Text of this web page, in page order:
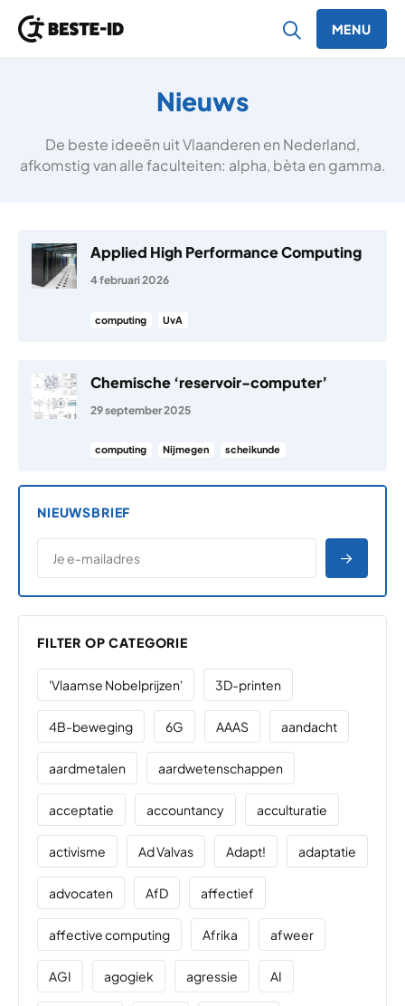
MENU
Nieuws
De beste ideeën uit Vlaanderen en Nederland,
afkomstig van alle faculteiten: alpha, bèta en gamma.
Applied High Performance Computing
4 februari 2026
computing UvA
Chemische ‘reservoir-computer’
29 september 2025
computing Nijmegen scheikunde
NIEUWSBRIEF
E-MAILADRES
*
FILTER OP CATEGORIE
'Vlaamse Nobelprijzen' 3D-printen
4B-beweging 6G AAAS aandacht
aardmetalen aardwetenschappen
acceptatie accountancy acculturatie
activisme Ad Valvas Adapt! adaptatie
advocaten AfD affectief
affective computing Afrika afweer
AGI agogiek agressie AI